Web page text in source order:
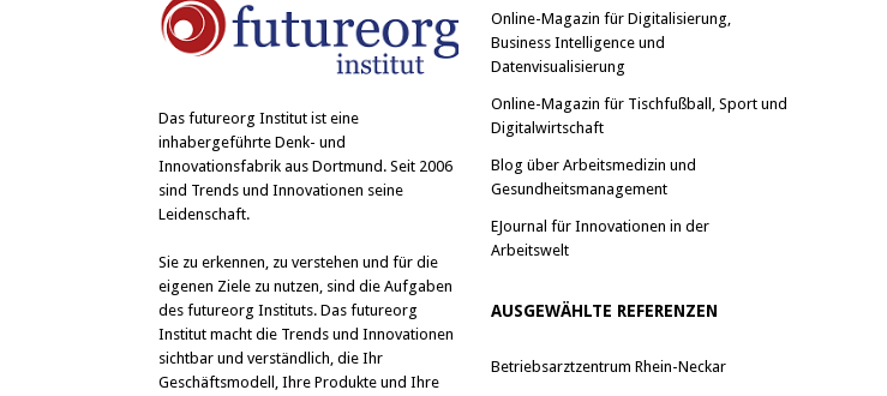
Das futureorg Institut ist eine
inhabergeführte Denk- und
Innovationsfabrik aus Dortmund. Seit 2006
sind Trends und Innovationen seine
Leidenschaft.
Sie zu erkennen, zu verstehen und für die
eigenen Ziele zu nutzen, sind die Aufgaben
des futureorg Instituts. Das futureorg
Institut macht die Trends und Innovationen
sichtbar und verständlich, die Ihr
Geschäftsmodell, Ihre Produkte und Ihre
Online-Magazin für Digitalisierung,
Business Intelligence und
Datenvisualisierung
Online-Magazin für Tischfußball, Sport und
Digitalwirtschaft
Blog über Arbeitsmedizin und
Gesundheitsmanagement
EJournal für Innovationen in der
Arbeitswelt
AUSGEWÄHLTE REFERENZEN
Betriebsarztzentrum Rhein-Neckar